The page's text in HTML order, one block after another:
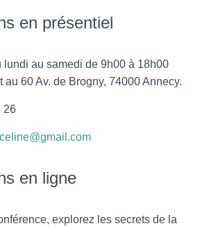
en présentiel
lundi au samedi de 9h00 à 18h00
au 60 Av. de Brogny, 74000 Annecy.
26
en ligne
explorez les secrets de la